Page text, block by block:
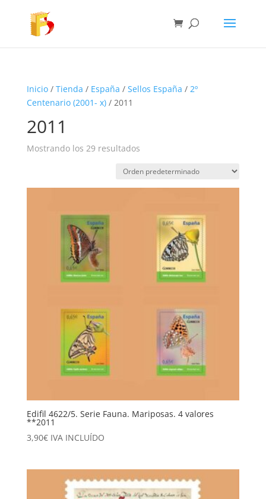
Inicio/ Tienda / España / Sellos España / 2º
Centenario (2001- x)/ 2011
2011
Mostrando los 29 resultados
Edifil 4622/5. Serie Fauna. Mariposas. 4 valores
**2011
3,90€ IVA INCLUÍDO